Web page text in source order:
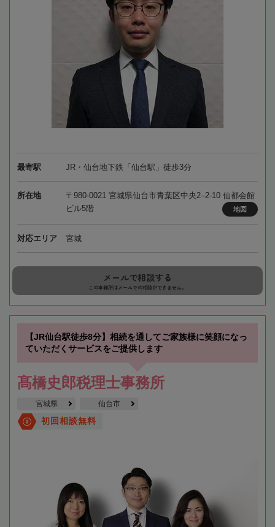
最寄駅 JR・仙台地下鉄「仙台駅」徒歩3分
所在地
〒980-0021 宮城県仙台市青葉区中央2–2-10 仙都会館
ビル5階
地図
対応エリア 宮城
メールで相談する
この事務所はメールでの相談ができません。
【JR仙台駅徒歩8分】相続を通してご家族様に笑顔になっ
ていただくサービスをご提供します
髙橋史郎税理士事務所
宮城県 仙台市
初回相談無料